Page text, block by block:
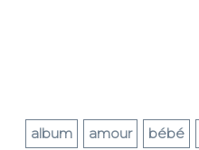
album amour bébé